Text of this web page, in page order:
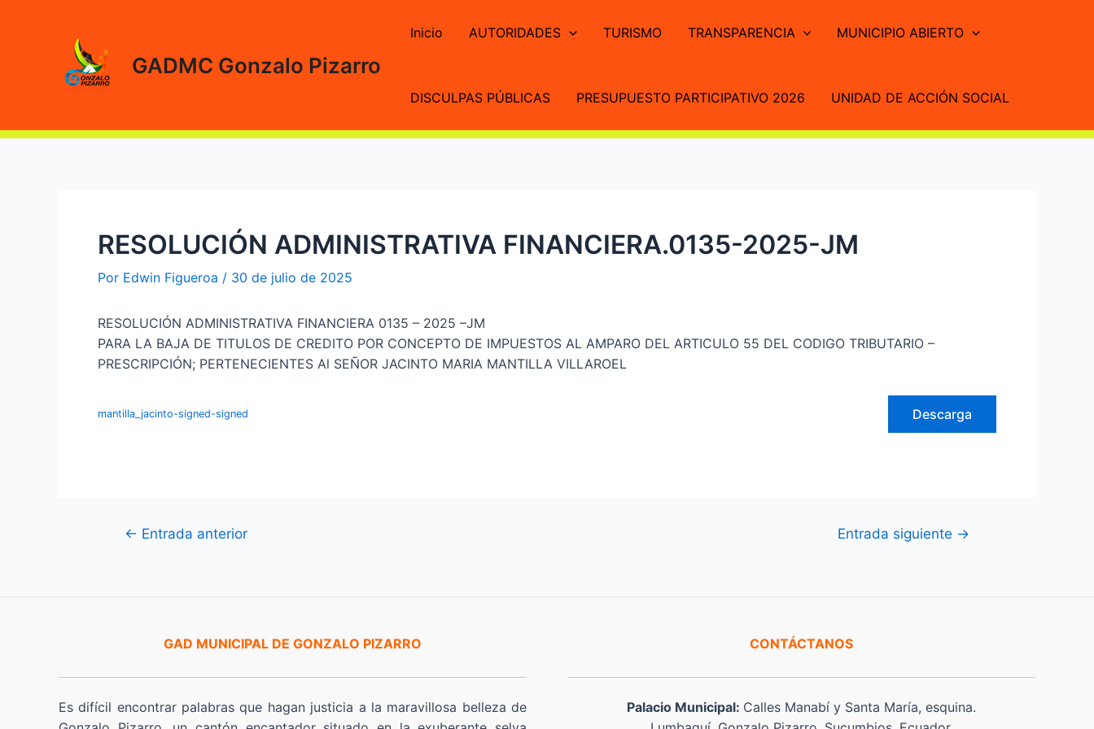
GADMC Gonzalo Pizarro
Inicio AUTORIDADES TURISMO TRANSPARENCIA MUNICIPIO ABIERTO
DISCULPAS PÚBLICAS PRESUPUESTO PARTICIPATIVO 2026 UNIDAD DE ACCIÓN SOCIAL
RESOLUCIÓN ADMINISTRATIVA FINANCIERA.0135-2025-JM
Por Edwin Figueroa / 30 de julio de 2025
RESOLUCIÓN ADMINISTRATIVA FINANCIERA 0135 – 2025 –JM
PARA LA BAJA DE TITULOS DE CREDITO POR CONCEPTO DE IMPUESTOS AL AMPARO DEL ARTICULO 55 DEL CODIGO TRIBUTARIO –
PRESCRIPCIÓN; PERTENECIENTES Al SEÑOR JACINTO MARIA MANTILLA VILLAROEL
mantilla_jacinto-signed-signed Descarga
Navegación
← Entrada anterior Entrada siguiente →
GAD MUNICIPAL DE GONZALO PIZARRO
Es difícil encontrar palabras que hagan justicia a la maravillosa belleza de
CONTÁCTANOS
Palacio Municipal: Calles Manabí y Santa María, esquina.